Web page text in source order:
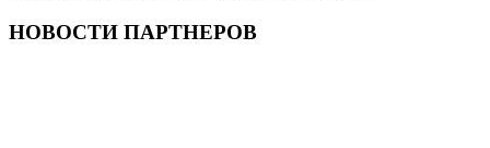
НОВОСТИ ПАРТНЕРОВ